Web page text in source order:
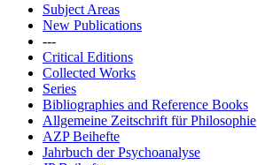
Subject Areas
New Publications
---
Critical Editions
Collected Works
Series
Bibliographies and Reference Books
Allgemeine Zeitschrift für Philosophie
AZP Beihefte
Jahrbuch der Psychoanalyse